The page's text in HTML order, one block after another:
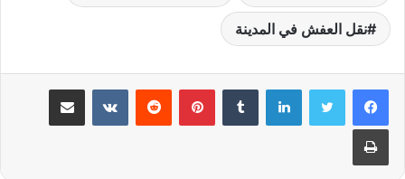
نقل العفش في المدينة
لينكدإن بينتيريست مشاركة عبر البريد
طباعة